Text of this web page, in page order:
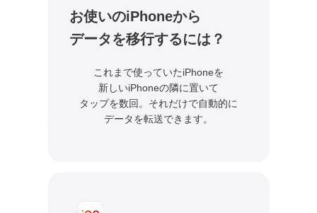
お使いのiPhoneから
データを移行するには？
これまで使っていたiPhoneを
新しいiPhoneの隣に置いて
タップを数回。それだけで自動的に
データを転送できます。